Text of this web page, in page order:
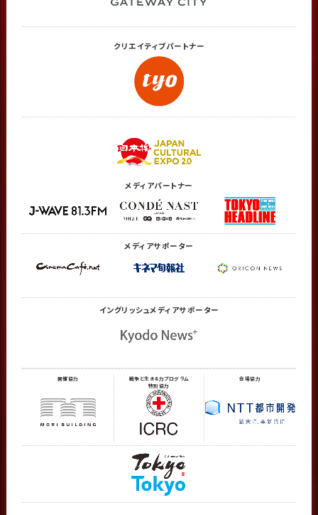
クリエイティブパートナー
メディアパートナー
メディアサポーター
イングリッシュメディアサポーター
開催協力
戦争と生きる力プログラム
特別協力
会場協力